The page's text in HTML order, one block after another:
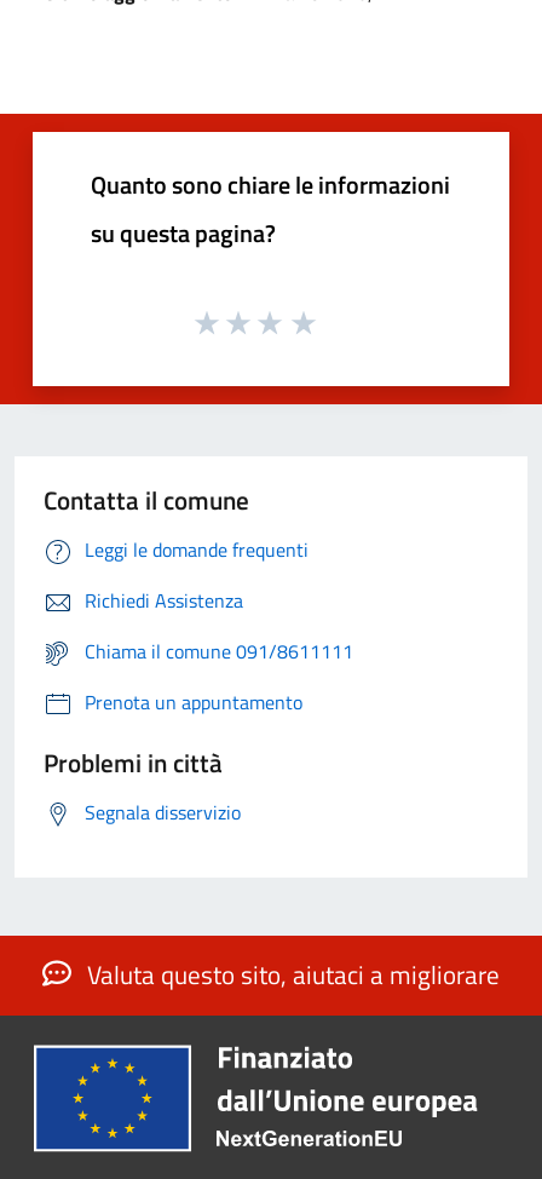
Quanto sono chiare le informazioni
su questa pagina?
Contatta il comune
Leggi le domande frequenti
Richiedi Assistenza
Chiama il comune 091/8611111
Prenota un appuntamento
Problemi in città
Segnala disservizio
Valuta questo sito, aiutaci a migliorare